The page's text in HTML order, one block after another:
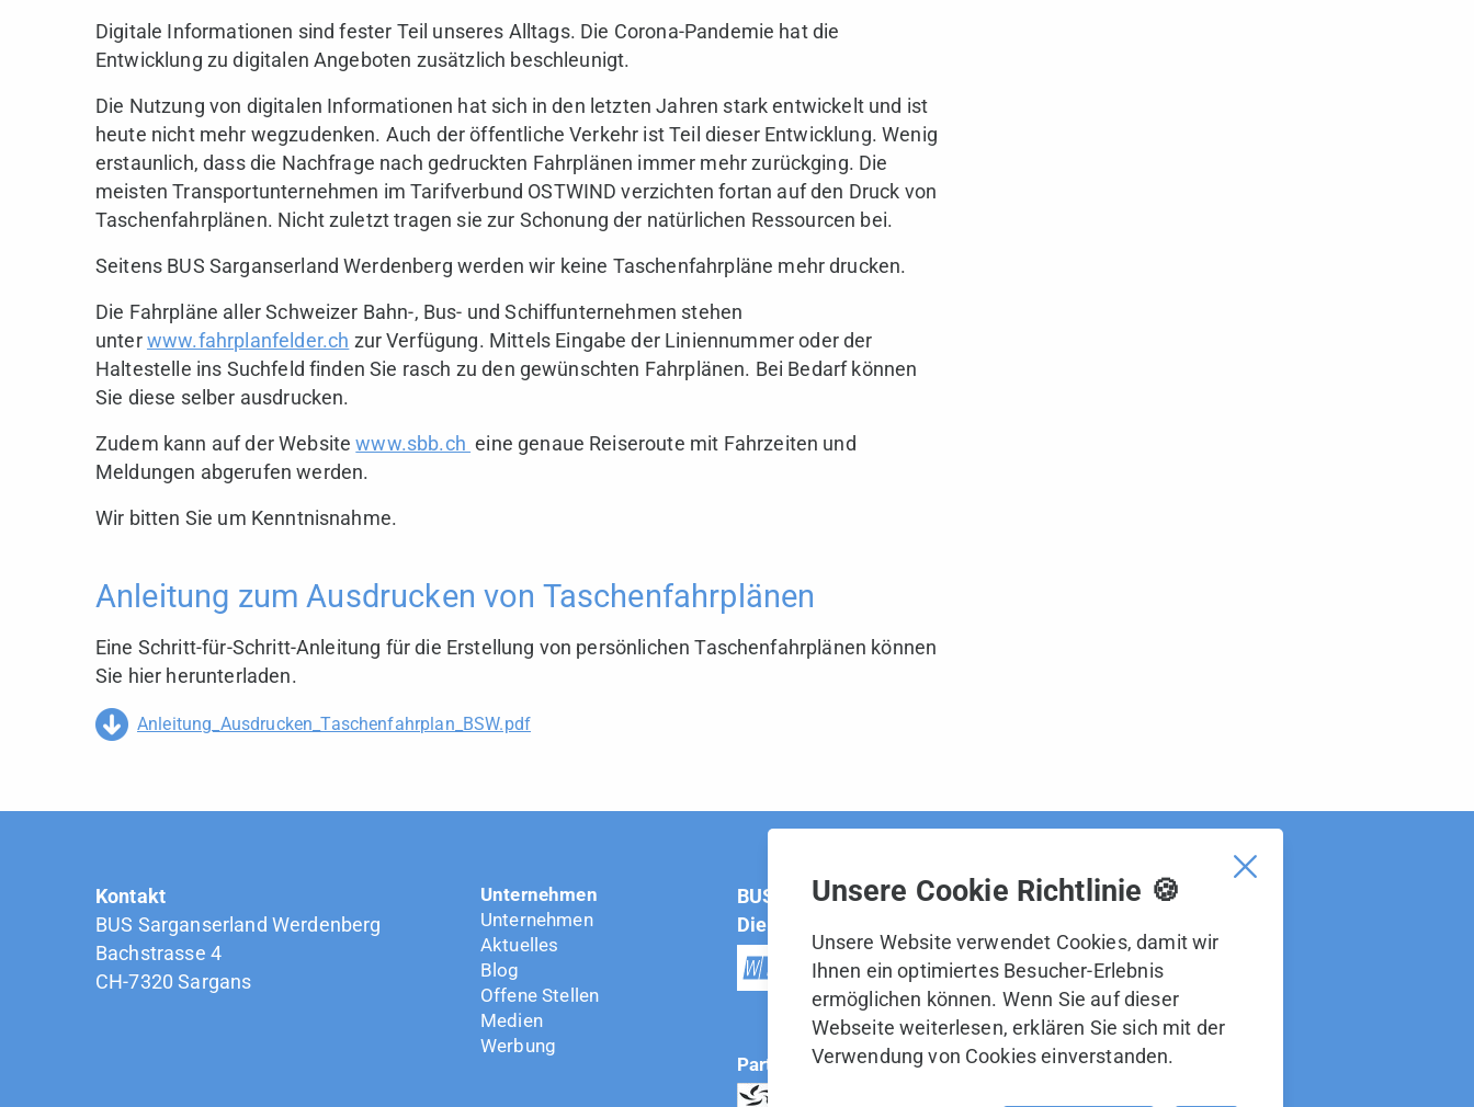
Digitale Informationen sind fester Teil unseres Alltags. Die Corona-Pandemie hat die
Entwicklung zu digitalen Angeboten zusätzlich beschleunigt.
Die Nutzung von digitalen Informationen hat sich in den letzten Jahren stark entwickelt und ist
heute nicht mehr wegzudenken. Auch der öffentliche Verkehr ist Teil dieser Entwicklung. Wenig
erstaunlich, dass die Nachfrage nach gedruckten Fahrplänen immer mehr zurückging. Die
meisten Transportunternehmen im Tarifverbund OSTWIND verzichten fortan auf den Druck von
Taschenfahrplänen. Nicht zuletzt tragen sie zur Schonung der natürlichen Ressourcen bei.
Seitens BUS Sarganserland Werdenberg werden wir keine Taschenfahrpläne mehr drucken.
Die Fahrpläne aller Schweizer Bahn-, Bus- und Schiffunternehmen stehen
unterwww.fahrplanfelder.ch zur Verfügung. Mittels Eingabe der Liniennummer oder der
Haltestelle ins Suchfeld finden Sie rasch zu den gewünschten Fahrplänen. Bei Bedarf können
Sie diese selber ausdrucken.
Zudem kann auf der Websitewww.sbb.ch eine genaue Reiseroute mit Fahrzeiten und
Meldungen abgerufen werden.
Wir bitten Sie um Kenntnisnahme.
Anleitung zum Ausdrucken von Taschenfahrplänen
Eine Schritt-für-Schritt-Anleitung für die Erstellung von persönlichen Taschenfahrplänen können
Sie hier herunterladen.
Anleitung_Ausdrucken_Taschenfahrplan_BSW.pdf
Kontakt
BUS Sarganserland Werdenberg
Bachstrasse 4
CH-7320 Sargans
Unternehmen
Unternehmen
Aktuelles
Blog
Offene Stellen
Medien
Werbung
BUS Sarganserland Werdenberg ist Teil der BOS Gruppe.
Die weiteren Betriebe der BOS Gruppe sind:
Partner
Unsere Cookie Richtlinie 🍪
Unsere Website verwendet Cookies, damit wir
Ihnen ein optimiertes Besucher-Erlebnis
ermöglichen können. Wenn Sie auf dieser
Webseite weiterlesen, erklären Sie sich mit der
Verwendung von Cookies einverstanden.